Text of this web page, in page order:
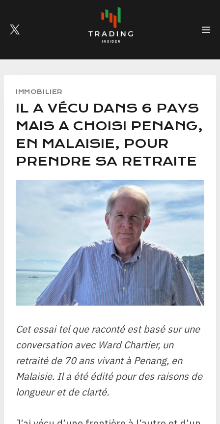
content
IMMOBILIER
IL A VÉCU DANS 6 PAYS
MAIS A CHOISI PENANG,
EN MALAISIE, POUR
PRENDRE SA RETRAITE
Cet essai tel que raconté est basé sur une
conversation avec Ward Chartier, un
retraité de 70 ans vivant à Penang, en
Malaisie. Il a été édité pour des raisons de
longueur et de clarté.